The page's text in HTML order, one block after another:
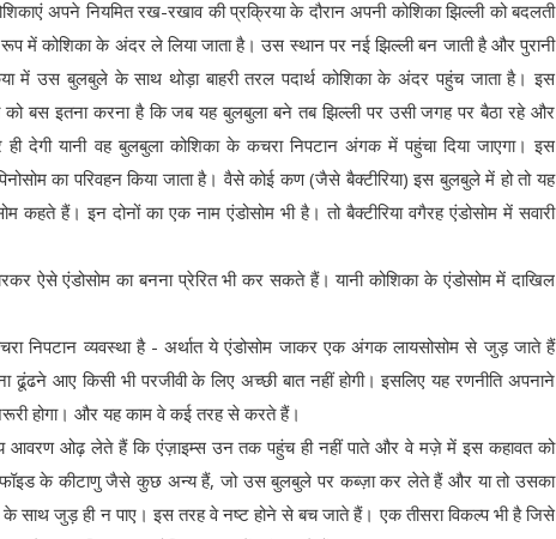
अपने नियमित रख-रखाव की प्रक्रिया के दौरान अपनी कोशिका झिल्ली को बदलती
में कोशिका के अंदर ले लिया जाता है। उस स्थान पर नई झिल्ली बन जाती है और पुरानी
में उस बुलबुले के साथ थोड़ा बाहरी तरल पदार्थ कोशिका के अंदर पहुंच जाता है। इस
को बस इतना करना है कि जब यह बुलबुला बने तब झिल्ली पर उसी जगह पर बैठा रहे और
देगी यानी वह बुलबुला कोशिका के कचरा निपटान अंगक में पहुंचा दिया जाएगा। इस
का परिवहन किया जाता है। वैसे कोई कण (जैसे बैक्टीरिया) इस बुलबुले में हो तो यह
कहते हैं। इन दोनों का एक नाम एंडोसोम भी है। तो बैक्टीरिया वगैरह एंडोसोम में सवारी
ऐसे एंडोसोम का बनना प्रेरित भी कर सकते हैं। यानी कोशिका के एंडोसोम में दाखिल
निपटान व्यवस्था है - अर्थात ये एंडोसोम जाकर एक अंगक लायसोसोम से जुड़ जाते हैं
आए किसी भी परजीवी के लिए अच्छी बात नहीं होगी। इसलिए यह रणनीति अपनाने
होगा। और यह काम वे कई तरह से करते हैं।
आवरण ओढ़ लेते हैं कि एंज़ाइम्स उन तक पहुंच ही नहीं पाते और वे मज़े में इस कहावत को
के कीटाणु जैसे कुछ अन्य हैं, जो उस बुलबुले पर कब्ज़ा कर लेते हैं और या तो उसका
साथ जुड़ ही न पाए। इस तरह वे नष्ट होने से बच जाते हैं। एक तीसरा विकल्प भी है जिसे